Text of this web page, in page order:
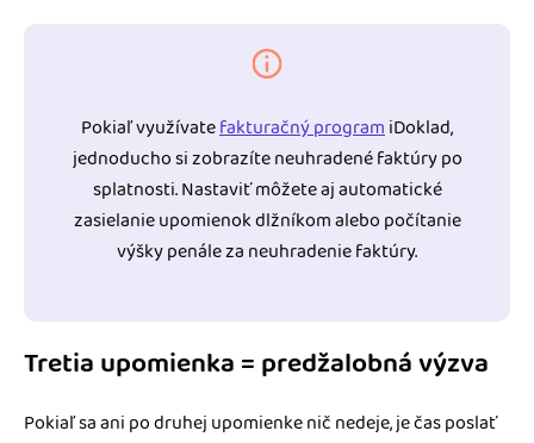
Pokiaľ využívatefakturačný programiDoklad,
jednoducho si zobrazíte neuhradené faktúry po
splatnosti. Nastaviť môžete aj automatické
zasielanie upomienok dlžníkom alebo počítanie
výšky penále za neuhradenie faktúry.
Tretia upomienka = predžalobná výzva
Pokiaľ sa ani po druhej upomienke nič nedeje, je čas poslať